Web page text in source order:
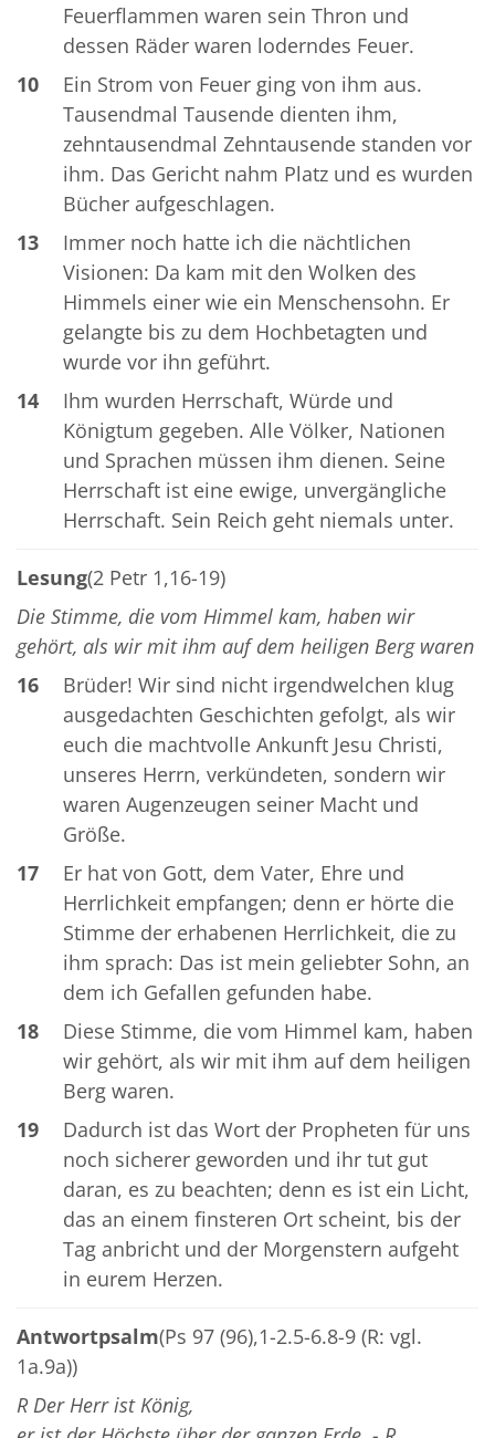
Feuerflammen waren sein Thron und
dessen Räder waren loderndes Feuer.
10
Ein Strom von Feuer ging von ihm aus.
Tausendmal Tausende dienten ihm,
zehntausendmal Zehntausende standen vor
ihm. Das Gericht nahm Platz und es wurden
Bücher aufgeschlagen.
13
Immer noch hatte ich die nächtlichen
Visionen: Da kam mit den Wolken des
Himmels einer wie ein Menschensohn. Er
gelangte bis zu dem Hochbetagten und
wurde vor ihn geführt.
14
Ihm wurden Herrschaft, Würde und
Königtum gegeben. Alle Völker, Nationen
und Sprachen müssen ihm dienen. Seine
Herrschaft ist eine ewige, unvergängliche
Herrschaft. Sein Reich geht niemals unter.
Lesung(2 Petr 1,16-19)
Die Stimme, die vom Himmel kam, haben wir
gehört, als wir mit ihm auf dem heiligen Berg waren
16
Brüder! Wir sind nicht irgendwelchen klug
ausgedachten Geschichten gefolgt, als wir
euch die machtvolle Ankunft Jesu Christi,
unseres Herrn, verkündeten, sondern wir
waren Augenzeugen seiner Macht und
Größe.
17
Er hat von Gott, dem Vater, Ehre und
Herrlichkeit empfangen; denn er hörte die
Stimme der erhabenen Herrlichkeit, die zu
ihm sprach: Das ist mein geliebter Sohn, an
dem ich Gefallen gefunden habe.
18
Diese Stimme, die vom Himmel kam, haben
wir gehört, als wir mit ihm auf dem heiligen
Berg waren.
19
Dadurch ist das Wort der Propheten für uns
noch sicherer geworden und ihr tut gut
daran, es zu beachten; denn es ist ein Licht,
das an einem finsteren Ort scheint, bis der
Tag anbricht und der Morgenstern aufgeht
in eurem Herzen.
Antwortpsalm(Ps 97 (96),1-2.5-6.8-9 (R: vgl.
1a.9a))
R Der Herr ist König,